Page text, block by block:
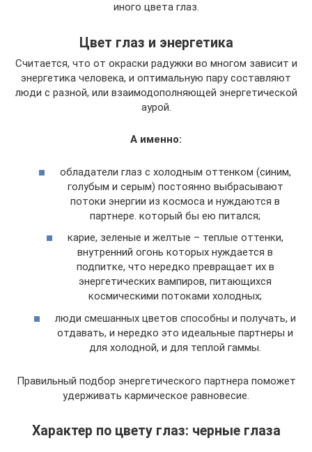
иного цвета глаз.
Цвет глаз и энергетика
Считается, что от окраски радужки во многом зависит и
энергетика человека, и оптимальную пару составляют
люди с разной, или взаимодополняющей энергетической
аурой.
А именно:
обладатели глаз с холодным оттенком (синим,
голубым и серым) постоянно выбрасывают
потоки энергии из космоса и нуждаются в
партнере. который бы ею питался;
карие, зеленые и желтые – теплые оттенки,
внутренний огонь которых нуждается в
подпитке, что нередко превращает их в
энергетических вампиров, питающихся
космическими потоками холодных;
люди смешанных цветов способны и получать, и
отдавать, и нередко это идеальные партнеры и
для холодной, и для теплой гаммы.
Правильный подбор энергетического партнера поможет
удерживать кармическое равновесие.
Характер по цвету глаз: черные глаза